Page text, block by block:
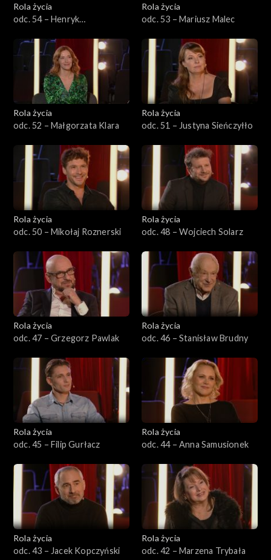
Rola życia
odc. 54 – Henryk
Rola życia
odc. 53 – Mariusz Malec
Rola życia
odc. 52 – Małgorzata Klara
Rola życia
odc. 51 – Justyna Sieńczyłło
Rola życia
odc. 50 – Mikołaj Roznerski
Rola życia
odc. 48 – Wojciech Solarz
Rola życia
odc. 47 – Grzegorz Pawlak
Rola życia
odc. 46 – Stanisław Brudny
Rola życia
odc. 45 – Filip Gurłacz
Rola życia
odc. 44 – Anna Samusionek
Rola życia
odc. 43 – Jacek Kopczyński
Rola życia
odc. 42 – Marzena Trybała